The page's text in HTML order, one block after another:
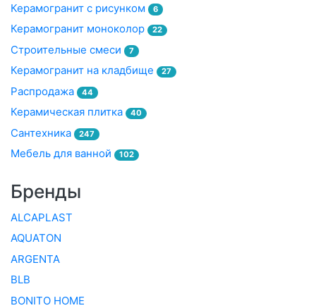
Керамогранит с рисунком 6
Керамогранит моноколор 22
Строительные смеси 7
Керамогранит на кладбище 27
Распродажа 44
Керамическая плитка 40
Сантехника 247
Мебель для ванной 102
Бренды
ALCAPLAST
AQUATON
ARGENTA
BLB
BONITO HOME